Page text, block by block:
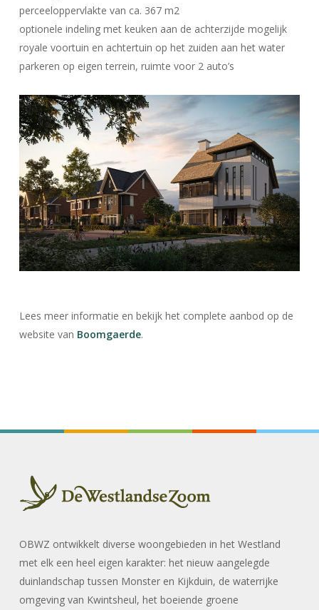
perceeloppervlakte van ca. 367 m2
optionele indeling met keuken aan de achterzijde mogelijk
royale voortuin en achtertuin op het zuiden aan het water
parkeren op eigen terrein, ruimte voor 2 auto’s
Lees meer informatie en bekijk het complete aanbod op de
website van Boomgaerde.
OBWZ ontwikkelt diverse woongebieden in het Westland
met elk een heel eigen karakter: het nieuw aangelegde
duinlandschap tussen Monster en Kijkduin, de waterrijke
omgeving van Kwintsheul, het boeiende groene